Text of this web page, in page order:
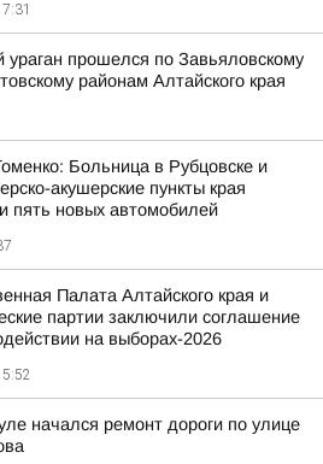
прошелся по Завьяловскому
районам Алтайского края
Больница в Рубцовске и
акушерские пункты края
пять новых автомобилей
Палата Алтайского края и
партии заключили соглашение
на выборах-2026
начался ремонт дороги по улице